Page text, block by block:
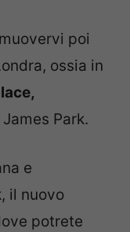
poi
ossia in
Park.
e
, il nuovo
potrete